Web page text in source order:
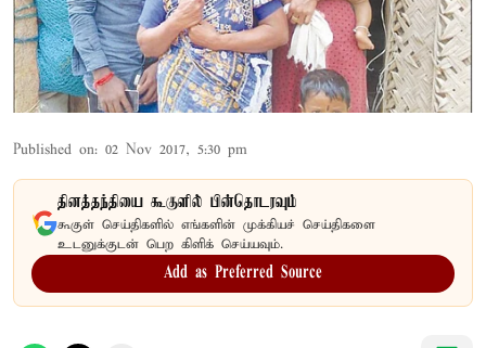
Published on: 02 Nov 2017, 5:30 pm
தினத்தந்தியை கூகுளில் பின்தொடரவும்
கூகுள் செய்திகளில் எங்களின் முக்கியச் செய்திகளை
உடனுக்குடன் பெற கிளிக் செய்யவும்.
Add as Preferred Source